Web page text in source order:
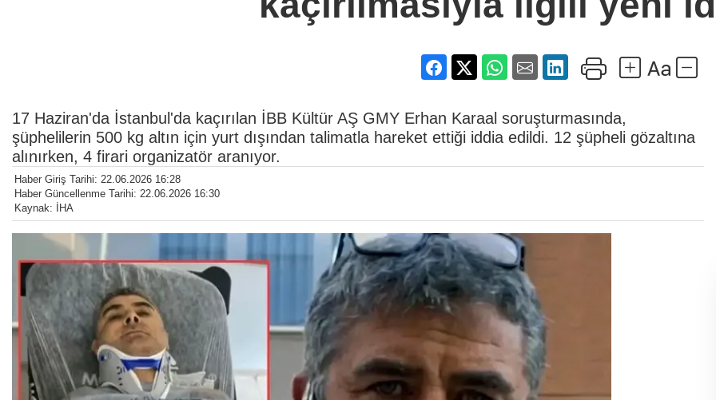
17 Haziran'da İstanbul'da kaçırılan İBB Kültür AŞ GMY Erhan Karaal soruşturmasında,
şüphelilerin 500 kg altın için yurt dışından talimatla hareket ettiği iddia edildi. 12 şüpheli gözaltına
alınırken, 4 firari organizatör aranıyor.
Haber Giriş Tarihi: 22.06.2026 16:28
Haber Güncellenme Tarihi: 22.06.2026 16:30
Kaynak: İHA